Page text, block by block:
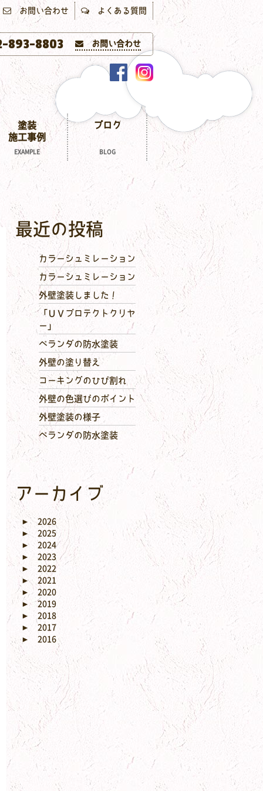
お問い合わせ よくある質問
893-8803 お問い合わせ
EXAMPLE
塗装
施工事例
BLOG
ブログ
最近の投稿
カラーシュミレーション
カラーシュミレーション
外壁塗装しました！
「ＵＶプロテクトクリヤ
ー」
ベランダの防水塗装
外壁の塗り替え
コーキングのひび割れ
外壁の色選びのポイント
外壁塗装の様子
ベランダの防水塗装
アーカイブ
► 2026
► 2025
►
2024
►
2023
►
2022
►2021
► 2020
► 2019
►
2018
►
2017
►
2016